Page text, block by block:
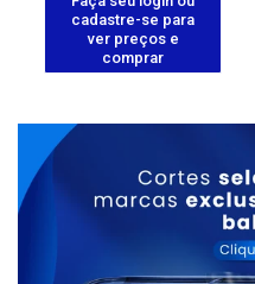
cadastre-se para
ver preços e
comprar